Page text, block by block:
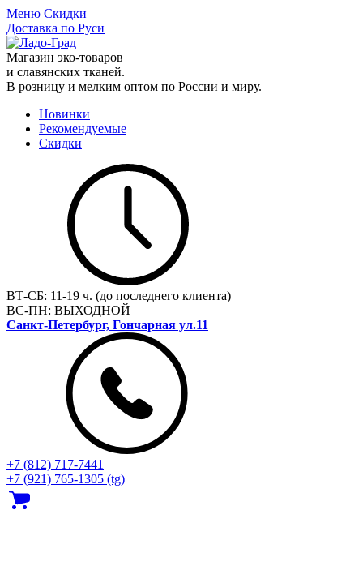
Меню Скидки
Доставка по Руси
Магазин эко-товаров
и славянских тканей.
В розницу и мелким оптом по России и миру.
Новинки
Рекомендуемые
Скидки
ВТ-СБ: 11-19 ч. (до последнего клиента)
ВС-ПН: ВЫХОДНОЙ
Санкт-Петербург, Гончарная ул.11
+7 (812) 717‑7441
+7 (921) 765-1305 (tg)